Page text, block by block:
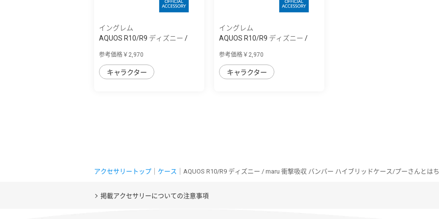
イングレム
AQUOS R10/R9 ディズニー /
参考価格￥2,970
キャラクター
イングレム
AQUOS R10/R9 ディズニー /
参考価格￥2,970
キャラクター
アクセサリートップ ケース ｜AQUOS R10/R9 ディズニー / maru 衝撃吸収 バンパー ハイブリッドケース/プーさんとは
掲載アクセサリーについての注意事項